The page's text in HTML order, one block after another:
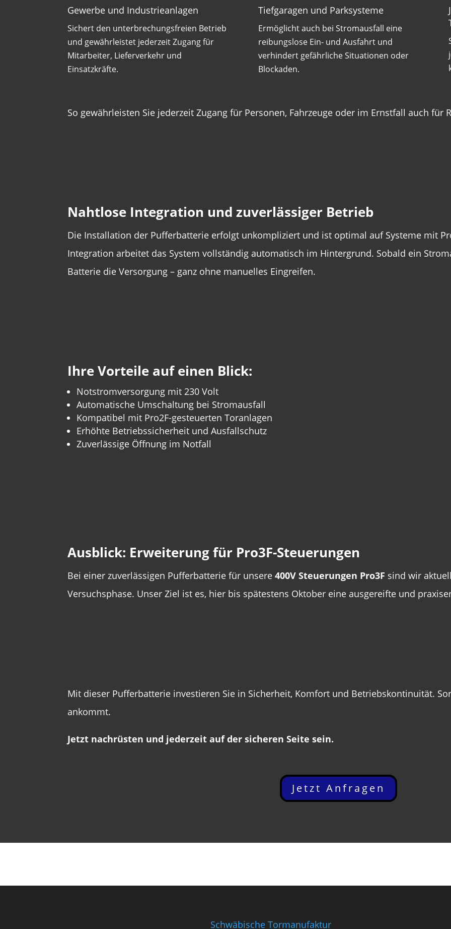
Gewerbe und Industrieanlagen
Sichert den unterbrechungsfreien Betrieb
und gewährleistet jederzeit Zugang für
Mitarbeiter, Lieferverkehr und
Einsatzkräfte.
Tiefgaragen und Parksysteme
Ermöglicht auch bei Stromausfall eine
reibungslose Ein- und Ausfahrt und
verhindert gefährliche Situationen oder
Blockaden.
So gewährleisten Sie jederzeit Zugang für Personen, Fahrzeuge oder im Ernstfall auch für
Nahtlose Integration und zuverlässiger Betrieb
Die Installation der Pufferbatterie erfolgt unkompliziert und ist optimal auf Systeme mit
Integration arbeitet das System vollständig automatisch im Hintergrund. Sobald ein
Batterie die Versorgung – ganz ohne manuelles Eingreifen.
Ihre Vorteile auf einen Blick:
Notstromversorgung mit 230 Volt
Automatische Umschaltung bei Stromausfall
Kompatibel mit Pro2F-gesteuerten Toranlagen
Erhöhte Betriebssicherheit und Ausfallschutz
Zuverlässige Öffnung im Notfall
Ausblick: Erweiterung für Pro3F-Steuerungen
Bei einer zuverlässigen Pufferbatterie für unsere400V Steuerungen Pro3F sind wir
Versuchsphase. Unser Ziel ist es, hier bis spätestens Oktober eine ausgereifte und
Mit dieser Pufferbatterie investieren Sie in Sicherheit, Komfort und Betriebskontinuität.
ankommt.
Jetzt nachrüsten und jederzeit auf der sicheren Seite sein.
Jetzt Anfragen
Schwäbische Tormanufaktur